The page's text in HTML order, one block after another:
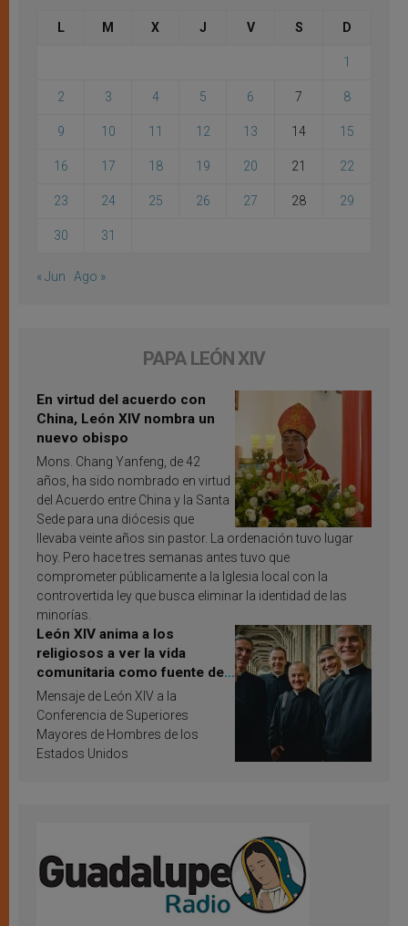
L M X J V S D
1
2 3 4 5 6 7 8
9 10 11 12 13 14 15
16 17 18 19 20 21 22
23 24 25 26 27 28 29
30 31
« Jun Ago »
PAPA LEÓN XIV
En virtud del acuerdo con
China, León XIV nombra un
nuevo obispo
Mons. Chang Yanfeng, de 42
años, ha sido nombrado en virtud
del Acuerdo entre China y la Santa
Sede para una diócesis que
llevaba veinte años sin pastor. La ordenación tuvo lugar
hoy. Pero hace tres semanas antes tuvo que
comprometer públicamente a la Iglesia local con la
controvertida ley que busca eliminar la identidad de las
minorías.
León XIV anima a los
religiosos a ver la vida
comunitaria como fuente de
inspiración y santificación
Mensaje de León XIV a la
Conferencia de Superiores
Mayores de Hombres de los
Estados Unidos